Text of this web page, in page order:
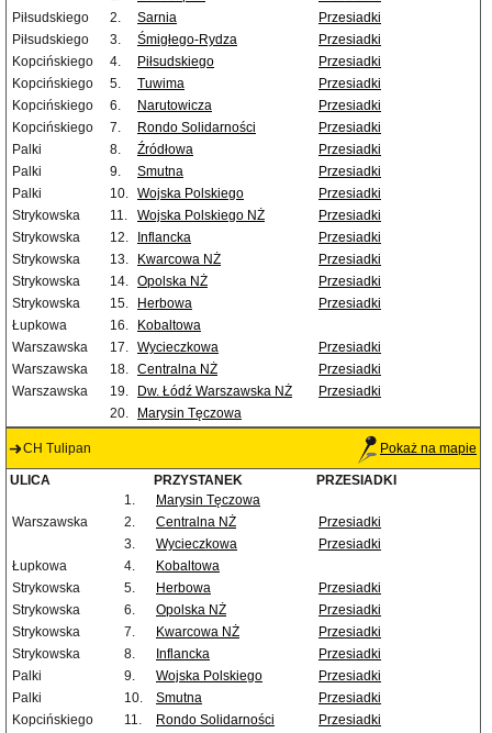
Piłsudskiego
2. Sarnia
Przesiadki
Piłsudskiego
3. Śmigłego-Rydza
Przesiadki
Kopcińskiego
4. Piłsudskiego
Przesiadki
Kopcińskiego
5. Tuwima
Przesiadki
Kopcińskiego
6. Narutowicza
Przesiadki
Kopcińskiego
7. Rondo Solidarności
Przesiadki
Palki
8. Źródłowa
Przesiadki
Palki
9. Smutna
Przesiadki
Palki
10. Wojska Polskiego
Przesiadki
Strykowska
11. Wojska Polskiego NŻ
Przesiadki
Strykowska
12. Inflancka
Przesiadki
Strykowska
13. Kwarcowa NŻ
Przesiadki
Strykowska
14. Opolska NŻ
Przesiadki
Strykowska
15. Herbowa
Przesiadki
Łupkowa
16.
Kobaltowa
Warszawska
17. Wycieczkowa
Przesiadki
Warszawska
18. Centralna NŻ
Przesiadki
Warszawska
19. Dw. Łódź Warszawska NŻ
Przesiadki
20.
Marysin Tęczowa
CH Tulipan Pokaż na mapie
ULICA PRZYSTANEK
PRZESIADKI
1.
Marysin Tęczowa
Warszawska
2. Centralna NŻ
Przesiadki
3.
Wycieczkowa
Przesiadki
Łupkowa
4.
Kobaltowa
Strykowska
5. Herbowa
Przesiadki
Strykowska
6. Opolska NŻ
Przesiadki
Strykowska
7. Kwarcowa NŻ
Przesiadki
Strykowska
8. Inflancka
Przesiadki
Palki
9. Wojska Polskiego
Przesiadki
Palki
10. Smutna
Przesiadki
Kopcińskiego
11. Rondo Solidarności Przesiadki